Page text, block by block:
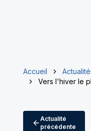
Accueil
Vers l'hiver le
Actualité
précédente